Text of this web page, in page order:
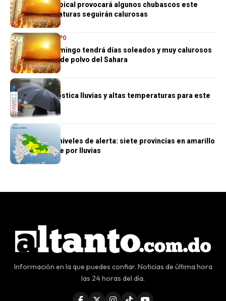
Débil onda tropical provocará algunos chubascos este
lunes; temperaturas seguirán calurosas
NACIONALESTIEMPO
Gran Santo Domingo tendrá días soleados y muy calurosos
por presencia de polvo del Sahara
TIEMPO
Indomet pronostica lluvias y altas temperaturas para este
lunes
TIEMPO
COE eleva los niveles de alerta: siete provincias en amarillo
y ocho en verde por lluvias
Información en la que puedes confiar. Noticias de última hora
las 24 horas del día.